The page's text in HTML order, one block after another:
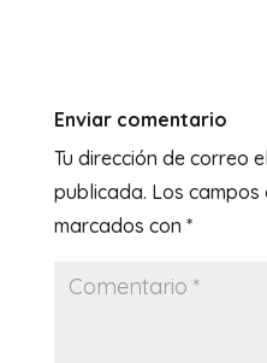
Enviar comentario
Tu dirección de correo
publicada. Los
marcados con *